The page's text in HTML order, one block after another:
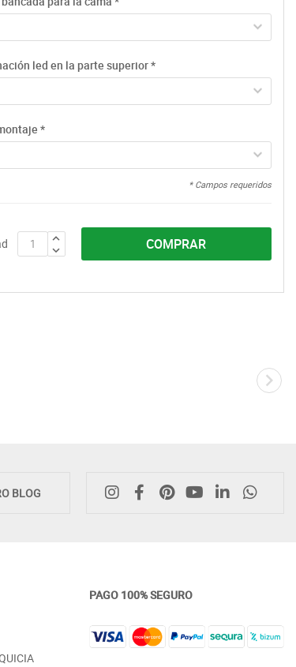
led en la parte superior*
*
* Campos requeridos
COMPRAR
DORMITORIO DE
PARA DORMITORIO
ROBLE
BLOG
PAGO 100% SEGURO